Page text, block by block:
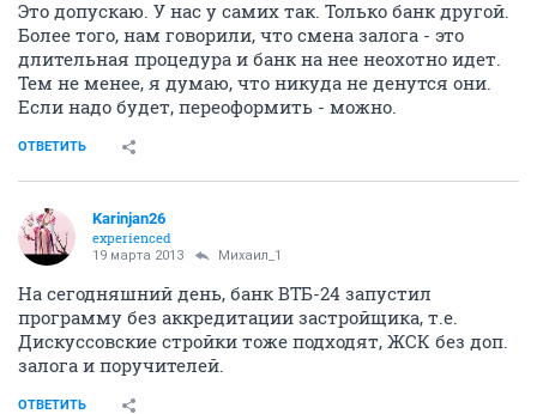
Это допускаю. У нас у самих так. Только банк другой.
Более того, нам говорили, что смена залога - это
длительная процедура и банк на нее неохотно идет.
Тем не менее, я думаю, что никуда не денутся они.
Если надо будет, переоформить - можно.
ОТВЕТИТЬ
Karinjan26
experienced
19 марта 2013 Михаил_1
На сегодняшний день, банк ВТБ-24 запустил
программу без аккредитации застройщика, т.е.
Дискуссовские стройки тоже подходят, ЖСК без доп.
залога и поручителей.
ОТВЕТИТЬ